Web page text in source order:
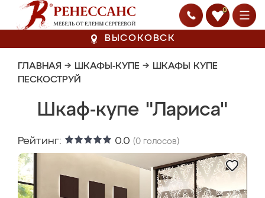
0
ВЫСОКОВСК
ГЛАВНАЯ → ШКАФЫ-КУПЕ → ШКАФЫ КУПЕ
ПЕСКОСТРУЙ
Шкаф-купе "Лариса"
Рейтинг: 0.0 (0 голосов)